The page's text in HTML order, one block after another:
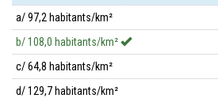
a/ 97,2 habitants/km²
b/ 108,0 habitants/km²
c/ 64,8 habitants/km²
d/ 129,7 habitants/km²